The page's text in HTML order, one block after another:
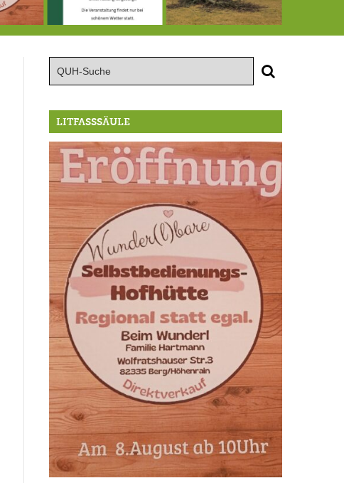
LITFASSSÄULE